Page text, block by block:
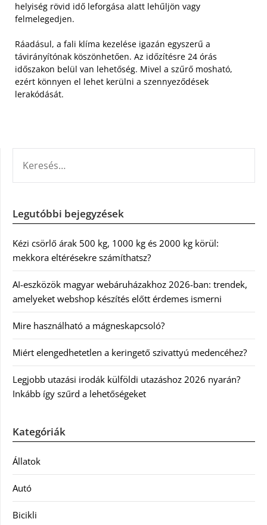
helyiség rövid idő leforgása alatt lehűljön vagy
felmelegedjen.
Ráadásul, a fali klíma kezelése igazán egyszerű a
távirányítónak köszönhetően. Az időzítésre 24 órás
időszakon belül van lehetőség. Mivel a szűrő mosható,
ezért könnyen el lehet kerülni a szennyeződések
lerakódását.
Legutóbbi bejegyzések
Kézi csörlő árak 500 kg, 1000 kg és 2000 kg körül:
mekkora eltérésekre számíthatsz?
AI-eszközök magyar webáruházakhoz 2026-ban: trendek,
amelyeket webshop készítés előtt érdemes ismerni
Mire használható a mágneskapcsoló?
Miért elengedhetetlen a keringető szivattyú medencéhez?
Legjobb utazási irodák külföldi utazáshoz 2026 nyarán?
Inkább így szűrd a lehetőségeket
Kategóriák
Állatok
Autó
Bicikli